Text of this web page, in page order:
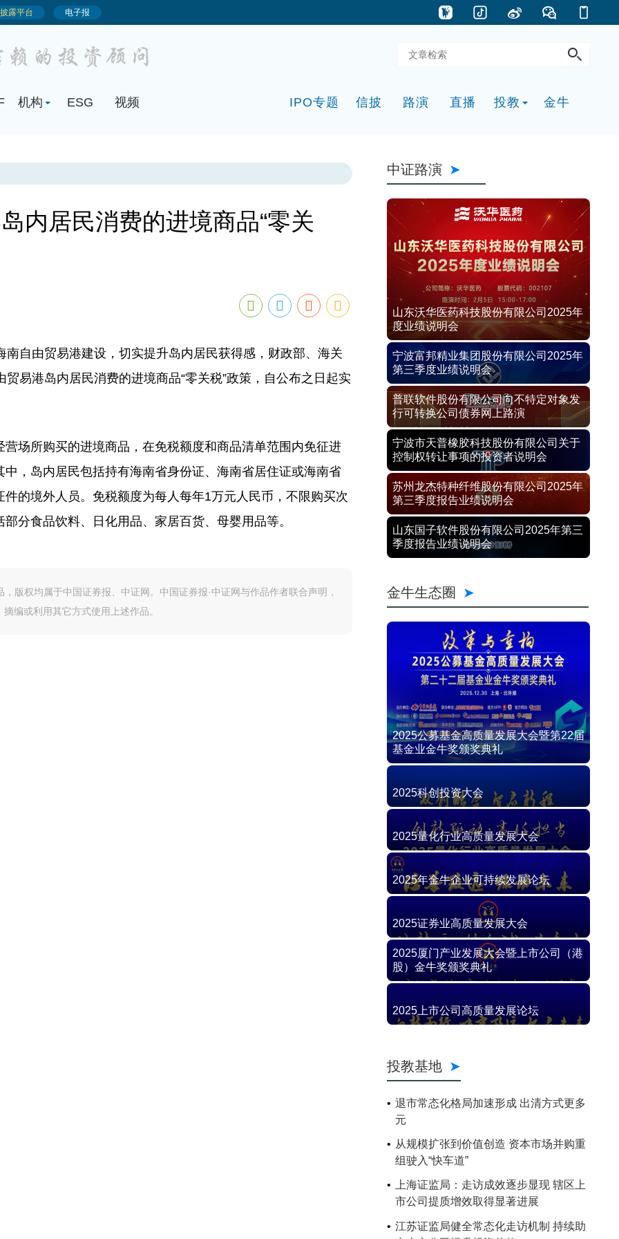
机构 ESG 视频 IPO专题 信披 路演 直播 投教 金牛
内居民消费的进境商品“零关
由贸易港建设，切实提升岛内居民获得感，财政部、海关
易港岛内居民消费的进境商品“零关税”政策，自公布之日起实
所购买的进境商品，在免税额度和商品清单范围内免征进
，岛内居民包括持有海南省身份证、海南省居住证或海南省
的境外人员。免税额度为每人每年1万元人民币，不限购买次
分食品饮料、日化用品、家居百货、母婴用品等。
版权均属于中国证券报、中证网。中国证券报·中证网与作品作者联合声明，
编或利用其它方式使用上述作品。
中证路演
山东沃华医药科技股份有限公司2025年
度业绩说明会
宁波富邦精业集团股份有限公司2025年
第三季度业绩说明会
普联软件股份有限公司向不特定对象发
行可转换公司债券网上路演
宁波市天普橡胶科技股份有限公司关于
控制权转让事项的投资者说明会
苏州龙杰特种纤维股份有限公司2025年
第三季度报告业绩说明会
山东国子软件股份有限公司2025年第三
季度报告业绩说明会
金牛生态圈
2025公募基金高质量发展大会暨第22届
基金业金牛奖颁奖典礼
2025科创投资大会
2025量化行业高质量发展大会
2025年金牛企业可持续发展论坛
2025证券业高质量发展大会
2025厦门产业发展大会暨上市公司（港
股）金牛奖颁奖典礼
2025上市公司高质量发展论坛
投教基地
退市常态化格局加速形成 出清方式更多
元
从规模扩张到价值创造 资本市场并购重
组驶入“快车道”
上海证监局：走访成效逐步显现 辖区上
市公司提质增效取得显著进展
江苏证监局健全常态化走访机制 持续助